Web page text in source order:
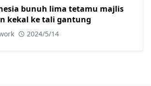
bunuh lima tetamu majlis
kekal ke tali gantung
2024/5/14